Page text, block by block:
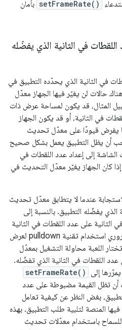
setFrameRate() بأمان
في الثانية الذي يفضّله
في الثانية الذي يحدّده التطبيق في
حالات لن يغيّر فيها الجهاز معدّل
المثال، قد يكون لمساحة عرض ذات
في الثانية، أو قد يكون الجهاز
يفرض قيودًا على معدّل تحديث
أن يظل التطبيق يعمل بشكل صحيح
إلى إعداد عدد اللقطات في
كان الجهاز يغيّر معدّل التحديث في
عندما لا يتطابق معدّل تحديث
يفضّله التطبيق. بالنسبة إلى
الثانية على عدد اللقطات في الثانية
للفيديو المصدر، وسيكون من الضروري استخدام تقنية pulldown لعرض
اللعبة محاولة التشغيل بمعدّل
اللقطات في الثانية الذي تفضّله.
إلى
setFrameRate()
أن تظل القيمة مضبوطة على عدد
بغض النظر عن كيفية تعامل
المنصة لتلبية طلب التطبيق. بهذه
للسماح باستخدام معدّلات تحديث